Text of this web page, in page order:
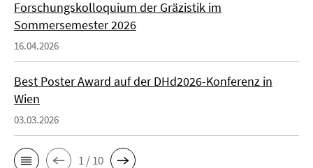
Forschungskolloquium der Gräzistik im
Sommersemester 2026
16.04.2026
Best Poster Award auf der DHd2026-Konferenz in
Wien
03.03.2026
1 / 10